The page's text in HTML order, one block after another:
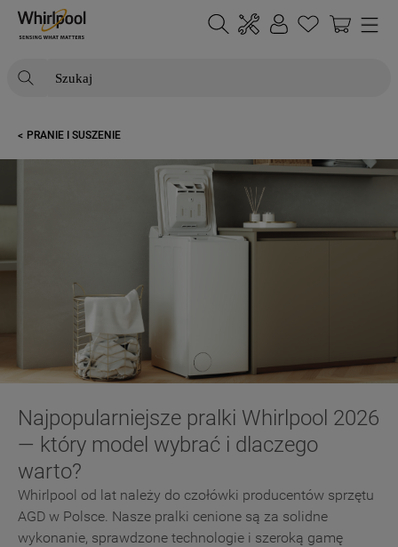
Szukaj
PRANIE I SUSZENIE
Najpopularniejsze pralki Whirlpool 2026
— który model wybrać i dlaczego
warto?
Whirlpool od lat należy do czołówki producentów sprzętu
AGD w Polsce. Nasze pralki cenione są za solidne
wykonanie, sprawdzone technologie i szeroką gamę
płyta indukcyjna
lodówka do zabudowy
8.
kuchenka mikrofalowa
10. zamrażarka